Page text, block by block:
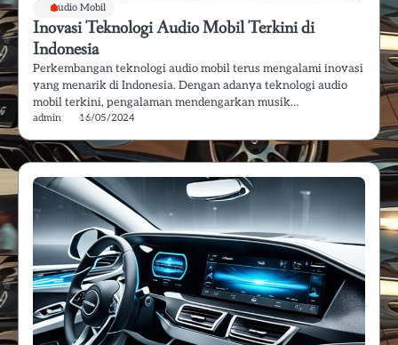
Audio Mobil
Inovasi Teknologi Audio Mobil Terkini di
Indonesia
Perkembangan teknologi audio mobil terus mengalami inovasi
yang menarik di Indonesia. Dengan adanya teknologi audio
mobil terkini, pengalaman mendengarkan musik…
admin 16/05/2024